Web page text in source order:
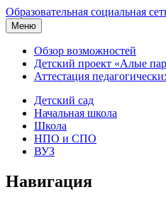
Образовательная социальная
Меню
Обзор возможностей
Детский проект «Алые
Аттестация
Детский сад
Начальная школа
Школа
НПО и СПО
ВУЗ
Навигация